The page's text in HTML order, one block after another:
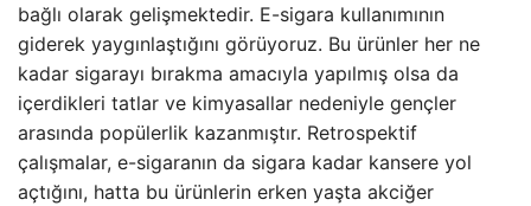
bağlı olarak gelişmektedir. E-sigara kullanımının
giderek yaygınlaştığını görüyoruz. Bu ürünler her ne
kadar sigarayı bırakma amacıyla yapılmış olsa da
içerdikleri tatlar ve kimyasallar nedeniyle gençler
arasında popülerlik kazanmıştır. Retrospektif
çalışmalar, e-sigaranın da sigara kadar kansere yol
açtığını, hatta bu ürünlerin erken yaşta akciğer